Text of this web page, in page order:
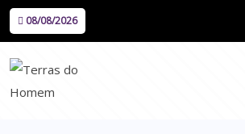
08/08/2026